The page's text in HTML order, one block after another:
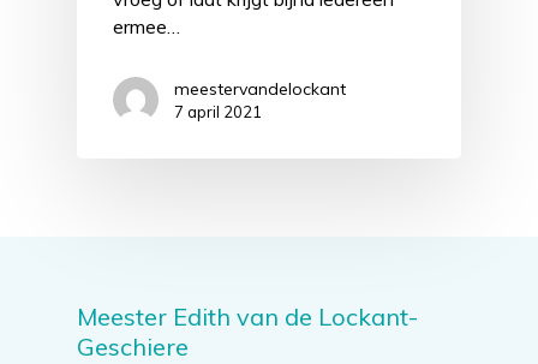
ermee…
meestervandelockant
7 april 2021
Meester Edith van de Lockant-
Geschiere